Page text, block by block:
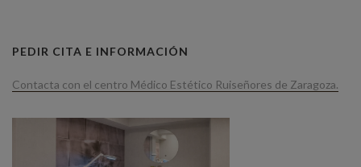
PEDIR CITA E INFORMACIÓN
Contacta con el centro Médico Estético Ruiseñores de Zaragoza.